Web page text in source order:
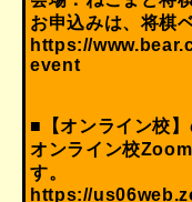
お申込みは、将棋
https://
event
■【オンライン校
オンライン校
す。
https://